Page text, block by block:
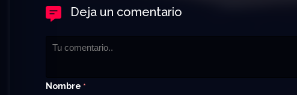
Deja un comentario
Nombre *